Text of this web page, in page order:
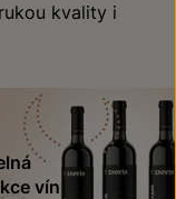
kvality i
vín